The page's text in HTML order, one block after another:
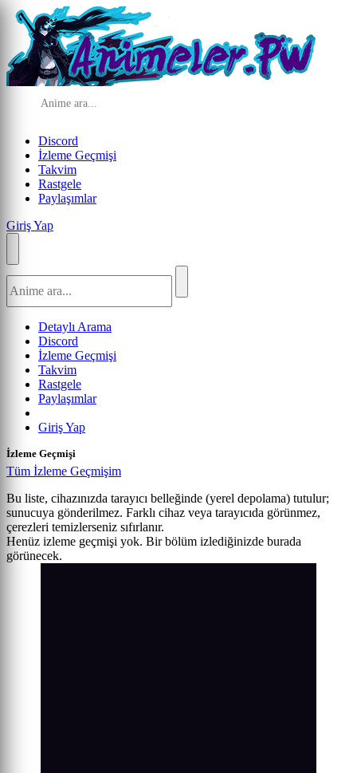
Discord
İzleme Geçmişi
Takvim
Rastgele
Paylaşımlar
Giriş Yap
Detaylı Arama
Discord
İzleme Geçmişi
Takvim
Rastgele
Paylaşımlar
Giriş Yap
İzleme Geçmişi
Tüm İzleme Geçmişim
Bu liste, cihazınızda tarayıcı belleğinde (yerel depolama) tutulur;
sunucuya gönderilmez. Farklı cihaz veya tarayıcıda görünmez,
çerezleri temizlerseniz sıfırlanır.
Henüz izleme geçmişi yok. Bir bölüm izlediğinizde burada
görünecek.